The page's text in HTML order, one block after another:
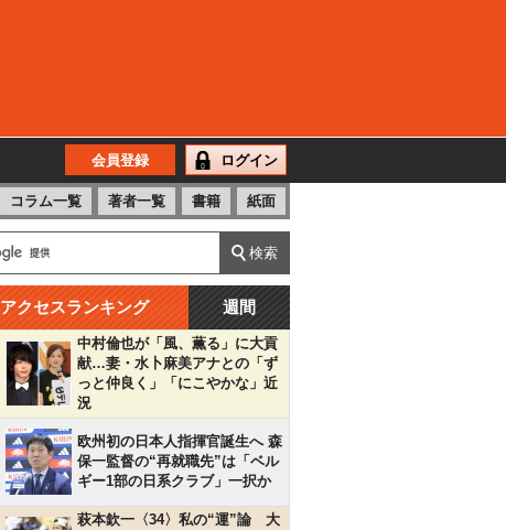
会員登録 ログイン
コラム一覧 著者一覧 書籍 紙面
アクセスランキング 週間
中村倫也が「風、薫る」に大貢
献…妻・水卜麻美アナとの「ず
っと仲良く」「にこやかな」近
況
欧州初の日本人指揮官誕生へ 森
保一監督の“再就職先”は「ベル
ギー1部の日系クラブ」一択か
萩本欽一〈34〉私の“運”論 大